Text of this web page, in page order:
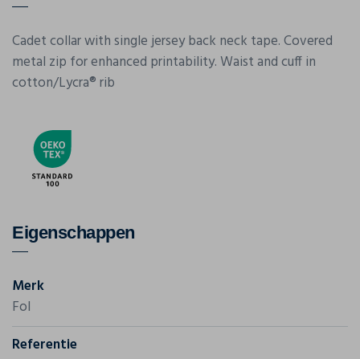
Cadet collar with single jersey back neck tape. Covered
metal zip for enhanced printability. Waist and cuff in
cotton/Lycra® rib
Eigenschappen
Merk
Fol
Referentie